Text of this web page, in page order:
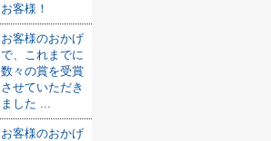
お客様！
お客様のおかげ
で、これまでに
数々の賞を受賞
させていただき
ました ...
お客様のおかげ